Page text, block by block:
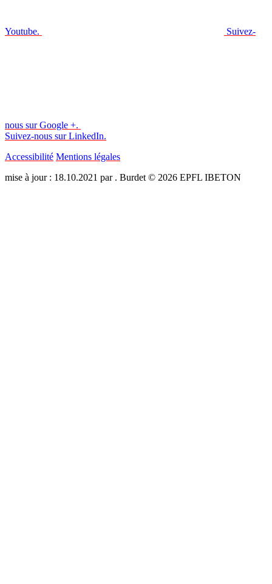
Youtube. Suivez-
nous sur Google +.
Suivez-nous sur LinkedIn.
Accessibilité Mentions légales
mise à jour : 18.10.2021 par . Burdet © 2026 EPFL IBETON